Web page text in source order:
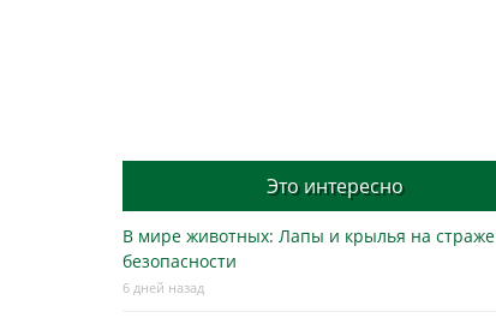
Это интересно
В мире животных: Лапы и крылья на страже
безопасности
6 дней назад